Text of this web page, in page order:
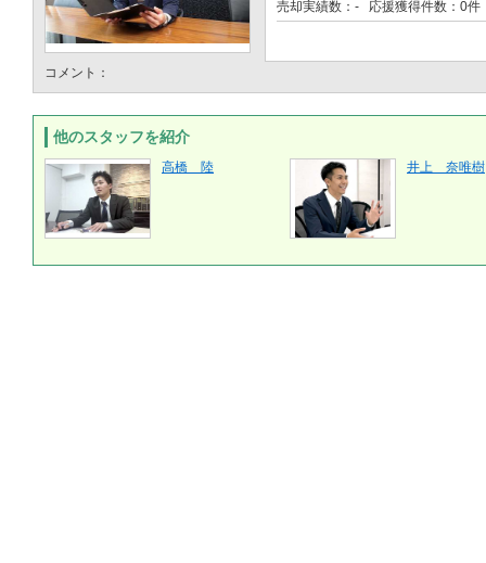
コメント：
売却実績数：- 応援獲得件数：0件
他のスタッフを紹介
高橋 陸 井上 奈唯樹